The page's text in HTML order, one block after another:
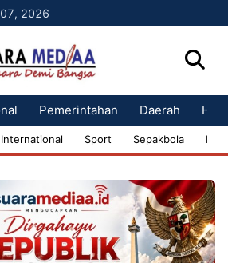
2026
Pemerintahan Daerah
International Sport Sepakbola